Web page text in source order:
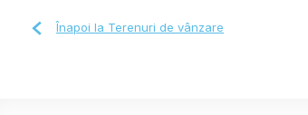
Înapoi la Terenuri de vânzare